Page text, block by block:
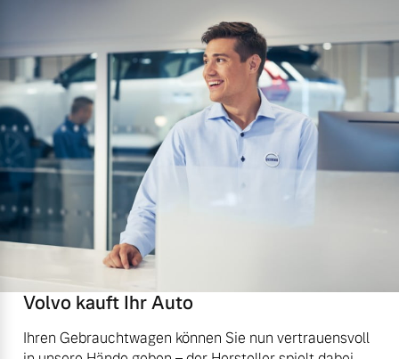
Volvo kauft Ihr Auto
Ihren Gebrauchtwagen können Sie nun vertrauensvoll